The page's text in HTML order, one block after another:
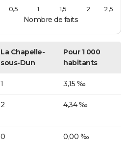
Nombre de faits
0,5 1 1,5 2 2,5
La Chapelle-
sous-Dun
Pour 1 000
habitants
1 3,15 ‰
2 4,34 ‰
0 0,00 ‰